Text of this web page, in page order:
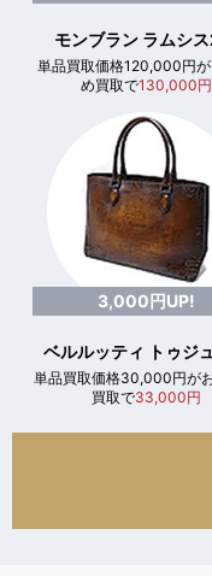
モンブラン ラムシ
単品買取価格120,000円が
め買取で130,000円
3,000円UP!
ベルルッティ トゥジ
単品買取価格30,000円が
買取で33,000円